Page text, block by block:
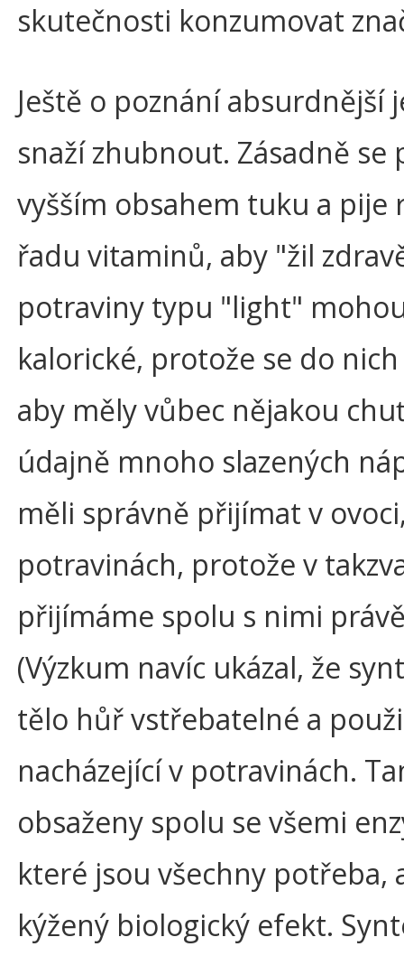
skutečnosti konzumovat
Ještě o poznání absurdnější
snaží zhubnout. Zásadně
vyšším obsahem tuku a pije
řadu vitaminů, aby "žil
potraviny typu "light"
kalorické, protože se do
aby měly vůbec nějakou
údajně mnoho slazených
měli správně přijímat v
potravinách, protože v
přijímáme spolu s nimi
(Výzkum navíc ukázal, že
tělo hůř vstřebatelné a
nacházející v potravinách.
obsaženy spolu se všemi
které jsou všechny potřeba,
kýžený biologický efekt.